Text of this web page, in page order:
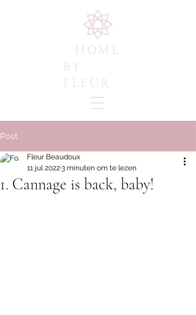
HOME
BY
FLEUR
Post
1. Cannage is back, baby!
Fleur Beaudoux
11 jul 20223 minuten om te lezen